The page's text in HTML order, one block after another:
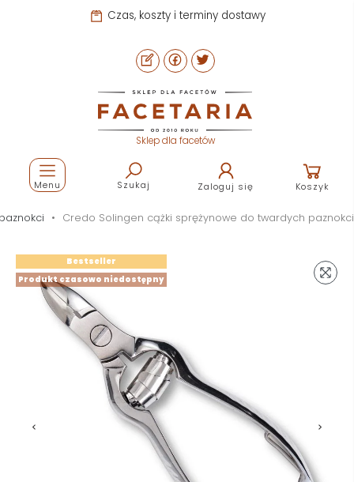
Czas, koszty i terminy dostawy
Sklep dla facetów
Szukaj Zaloguj się Koszyk
Menu
Credo Solingen cążki sprężynowe do twardych paznokci
Produkt czasowo niedostępny
Bestseller